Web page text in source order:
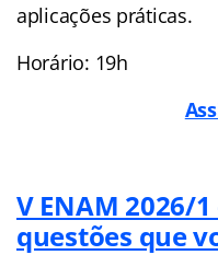
aplicações práticas.
Horário: 19h
V ENAM 2026/
questões que